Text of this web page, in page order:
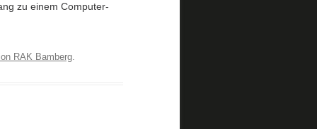
zu einem Computer-
RAK Bamberg.